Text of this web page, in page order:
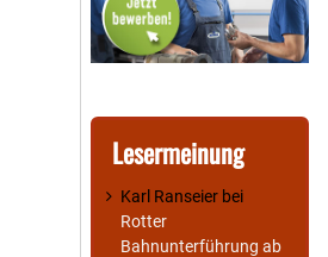
Lesermeinung
Karl Ranseier bei
Rotter
Bahnunterführung ab